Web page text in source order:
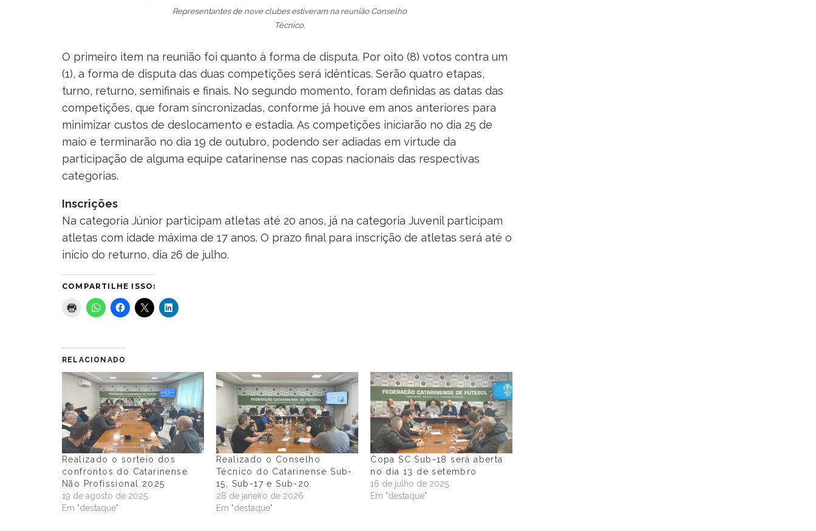
Representantes de nove clubes estiveram na reunião Conselho
Técnico.
O primeiro item na reunião foi quanto à forma de disputa. Por oito (8) votos contra um
(1), a forma de disputa das duas competições será idênticas. Serão quatro etapas,
turno, returno, semifinais e finais. No segundo momento, foram definidas as datas das
competições, que foram sincronizadas, conforme já houve em anos anteriores para
minimizar custos de deslocamento e estadia. As competições iniciarão no dia 25 de
maio e terminarão no dia 19 de outubro, podendo ser adiadas em virtude da
participação de alguma equipe catarinense nas copas nacionais das respectivas
categorias.
Inscrições
Na categoria Júnior participam atletas até 20 anos, já na categoria Juvenil participam
atletas com idade máxima de 17 anos. O prazo final para inscrição de atletas será até o
início do returno, dia 26 de julho.
COMPARTILHE ISSO:
RELACIONADO
Realizado o sorteio dos
confrontos do Catarinense
Não Profissional 2025
19 de agosto de 2025
Em "destaque"
Realizado o Conselho
Técnico do Catarinense Sub-
15, Sub-17 e Sub-20
28 de janeiro de 2026
Em "destaque"
Copa SC Sub-18 será aberta
no dia 13 de setembro
16 de julho de 2025
Em "destaque"